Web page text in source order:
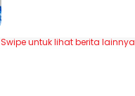
Swipe untuk lihat berita lainnya